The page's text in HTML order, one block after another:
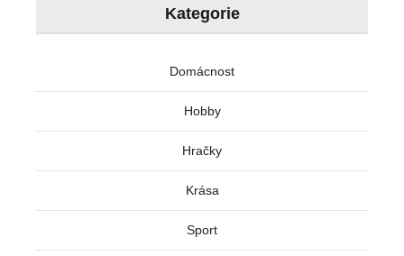
Kategorie
Domácnost
Hobby
Hračky
Krása
Sport